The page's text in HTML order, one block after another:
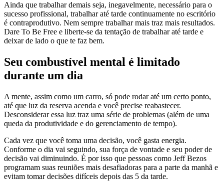
Ainda que trabalhar demais seja, inegavelmente, necessário para o
sucesso profissional, trabalhar até tarde continuamente no escritório
é contraprodutivo. Nem sempre trabalhar mais traz mais resultados.
Dare To Be Free e liberte-se da tentação de trabalhar até tarde e
deixar de lado o que te faz bem.
Seu combustível mental é limitado
durante um dia
A mente, assim como um carro, só pode rodar até um certo ponto,
até que luz da reserva acenda e você precise reabastecer.
Desconsiderar essa luz traz uma série de problemas (além de uma
queda da produtividade e do gerenciamento de tempo).
Cada vez que você toma uma decisão, você gasta energia.
Conforme o dia vai seguindo, sua força de vontade e seu poder de
decisão vai diminuindo. É por isso que pessoas como Jeff Bezos
programam suas reuniões mais desafiadoras para a parte da manhã e
evitam tomar decisões difíceis depois das 5 da tarde.